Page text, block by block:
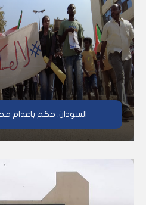
السودان: حكم باعدام